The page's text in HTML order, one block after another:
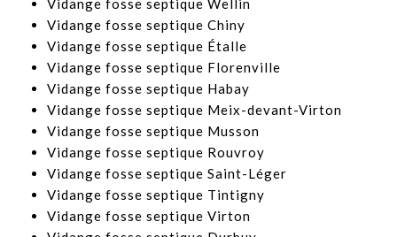
​Vidange fosse septique Wellin
​Vidange fosse septique Chiny
​Vidange fosse septique Étalle
​Vidange fosse septique Florenville
​Vidange fosse septique Habay
​Vidange fosse septique Meix-devant-Virton
Vidange fosse septique Musson
​Vidange fosse septique Rouvroy
​Vidange fosse septique Saint-Léger
Vidange fosse septique Tintigny
​Vidange fosse septique Virton